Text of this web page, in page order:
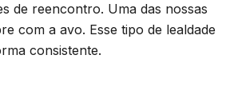
de reencontro. Uma das nossas
com a avo. Esse tipo de lealdade
consistente.